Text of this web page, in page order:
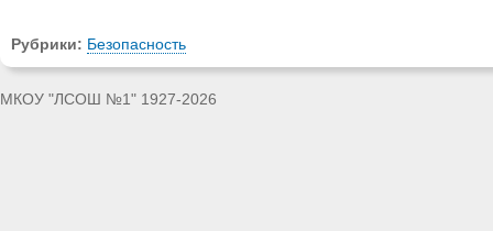
Рубрики: Безопасность
МКОУ "ЛСОШ №1" 1927-2026